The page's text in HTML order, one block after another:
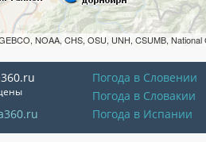
NOAA, CHS, OSU, UNH, CSUMB, National
Погода в Словении
Погода в Словакии
Погода в Испании